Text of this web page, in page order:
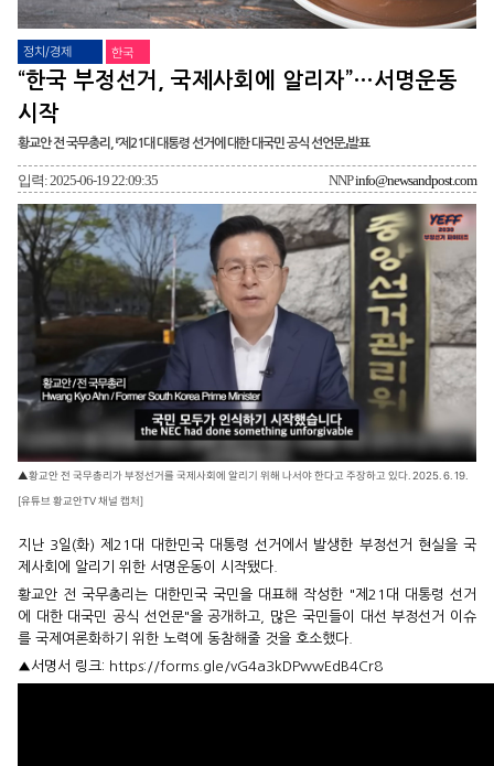
정치/경제 한국
“한국 부정선거, 국제사회에 알리자”…서명운동
시작
황교안 전 국무총리, 『제21대 대통령 선거에 대한 대국민 공식 선언문』발표
입력: 2025-06-19 22:09:35 NNPinfo@newsandpost.com
▲황교안 전 국무총리가 부정선거를 국제사회에 알리기 위해 나서야 한다고 주장하고 있다. 2025. 6. 19.
[유튜브 황교안TV 채널 캡처]
지난 3일(화) 제21대 대한민국 대통령 선거에서 발생한 부정선거 현실을 국
제사회에 알리기 위한 서명운동이 시작됐다.
황교안 전 국무총리는 대한민국 국민을 대표해 작성한 "제21대 대통령 선거
에 대한 대국민 공식 선언문"을 공개하고, 많은 국민들이 대선 부정선거 이슈
를 국제여론화하기 위한 노력에 동참해줄 것을 호소했다.
▲서명서 링크: https://forms.gle/vG4a3kDPwwEdB4Cr8